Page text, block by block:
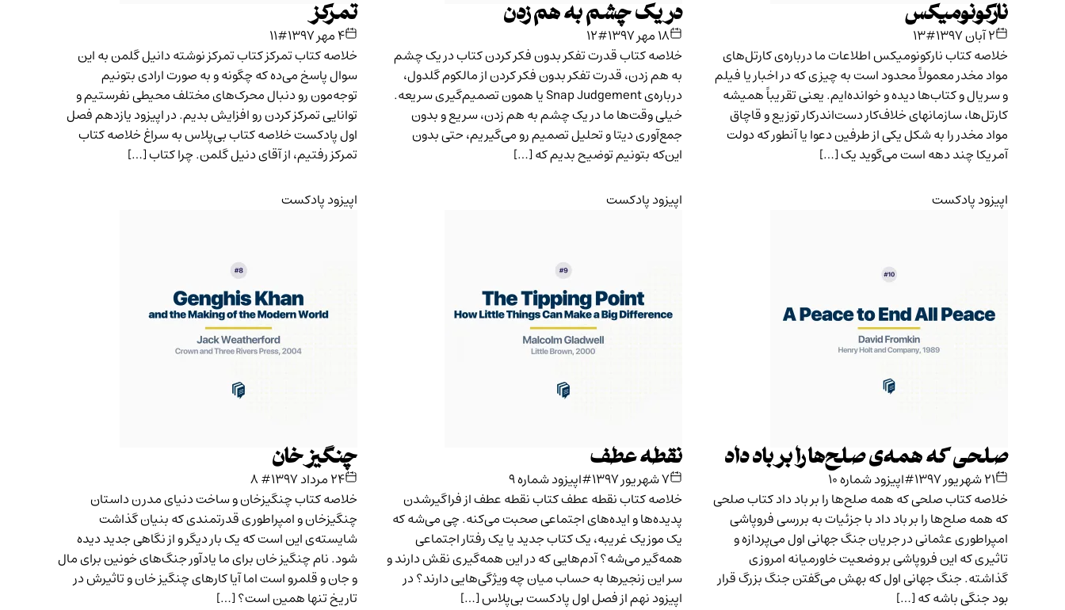
نارکونومیکس
۲ آبان ۱۳۹۷
#۱۳
خلاصه کتاب نارکونومیکس اطلاعات ما درباره‌ی کارتل‌های
مواد مخدر معمولاً محدود است به چیزی که در اخبار یا فیلم
و سریال و کتاب‌ها دیده‌ و خوانده‌ایم. یعنی تقریباً همیشه
کارتل‌ها، سازمانهای خلاف‌کار دست‌اندرکار توزیع و قاچاق
مواد مخدر را به شکل یکی از طرفین دعوا یا آنطور که دولت
آمریکا چند دهه است می‌گوید یک […]
در یک چشم به هم زدن
۱۸ مهر ۱۳۹۷
#۱۲
خلاصه کتاب قدرت تفکر بدون فکر کردن کتاب در یک چشم
به هم زدن، قدرت تفکر بدون فکر کردن از مالکوم گلدول،
درباره‌ی Snap Judgement یا همون تصمیم‌گیری سریعه.
خیلی وقت‌ها ما در یک چشم به هم زدن، سریع و بدون
جمع‌آوری دیتا و تحلیل تصمیم رو می‌گیریم، حتی بدون
این‌که بتونیم توضیح بدیم که […]
تمرکز
۴ مهر ۱۳۹۷
#۱۱
خلاصه کتاب تمرکز کتاب تمرکز نوشته دانیل گلمن به این
سوال پاسخ می‌ده که چگونه و به صورت ارادی بتونیم
توجه‌مون رو دنبال محرک‌های مختلف محیطی نفرستیم و
توانایی تمرکز کردن رو افزایش بدیم. در اپیزود یازدهم فصل
اول پادکست خلاصه کتاب بی‌پلاس به سراغ خلاصه کتاب
تمرکز رفتیم، از آقای دنیل گلمن. چرا کتاب […]
اپیزود پادکست
صلحی که همه‌ی صلح‌ها را بر باد داد
۲۱ شهریور ۱۳۹۷
#اپیزود شماره ۱۰
خلاصه کتاب صلحی که همه صلح‌ها را بر باد داد کتاب صلحی
که همه صلح‌ها را بر باد داد با جزئیات به بررسی فروپاشی
امپراطوری عثمانی در جریان جنگ جهانی اول می‌پردازه و
تاثیری که این فروپاشی بر وضعیت خاورمیانه امروزی
گذاشته. جنگ جهانی اول که بهش می‌گفتن جنگ بزرگ قرار
بود جنگی باشه که […]
اپیزود پادکست
نقطه‌ عطف
۷ شهریور ۱۳۹۷
#اپیزود شماره ۹
خلاصه کتاب نقطه عطف کتاب نقطه عطف از فراگیرشدن
پدیده‌ها و ایده‌های اجتماعی صحبت می‌کنه. چی می‌شه که
یک موزیک غریبه، یک کتاب جدید یا یک رفتار اجتماعی
همه‌گیر می‌شه؟ آدم‌هایی که در این همه‌گیری نقش دارند و
سر این زنجیرها به حساب میان چه ویژگی‌هایی دارند؟ در
اپیزود نهم از فصل اول پادکست بی‌پلاس […]
اپیزود پادکست
چنگیز خان
۲۴ مرداد ۱۳۹۷
# ۸
خلاصه کتاب چنگیزخان و ساخت دنیای مدرن داستان
چنگیزخان و امپراطوری‌ قدرتمندی که بنیان‌ گذاشت
شایسته‌ی این است که یک بار دیگر و از نگاهی جدید دیده‌
شود. نام چنگیز خان برای ما یادآور جنگ‌های خونین برای مال
و جان و قلمرو است اما آیا کارهای چنگیز خان و تاثیرش در
تاریخ تنها همین است؟ […]